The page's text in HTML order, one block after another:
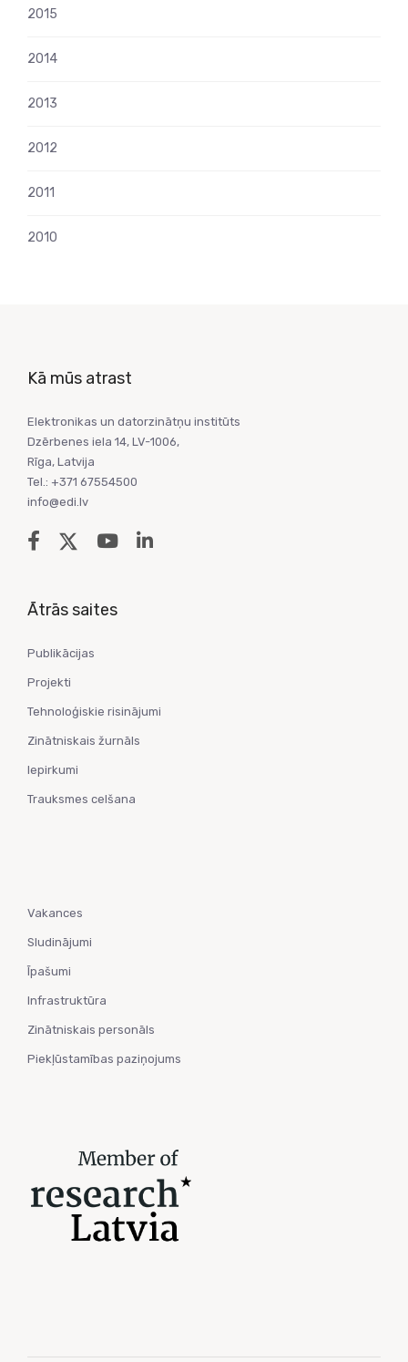
2015
2014
2013
2012
2011
2010
Kā mūs atrast
Elektronikas un datorzinātņu institūts
Dzērbenes iela 14, LV-1006,
Rīga, Latvija
Tel.: +371 67554500
info@edi.lv
Ātrās saites
Publikācijas
Projekti
Tehnoloģiskie risinājumi
Zinātniskais žurnāls
Iepirkumi
Trauksmes celšana
Vakances
Sludinājumi
Īpašumi
Infrastruktūra
Zinātniskais personāls
Piekļūstamības paziņojums